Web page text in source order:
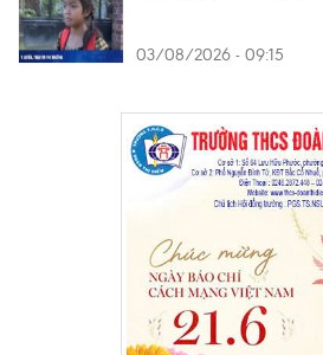
03/08/2026 - 09:15